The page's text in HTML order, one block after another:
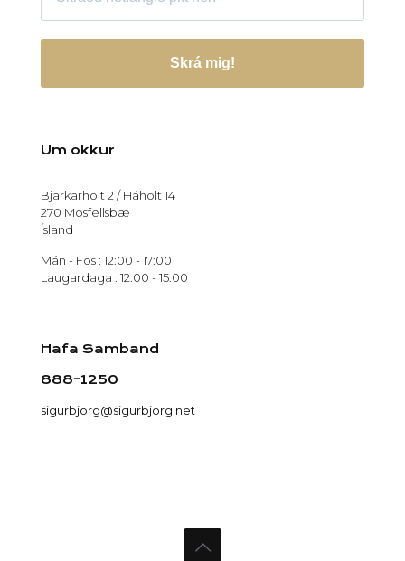
Skrá mig!
Um okkur
Bjarkarholt 2 / Háholt 14
270 Mosfellsbæ
Ísland
Mán - Fös : 12:00 - 17:00
Laugardaga : 12:00 - 15:00
Hafa Samband
888-1250
sigurbjorg@sigurbjorg.net